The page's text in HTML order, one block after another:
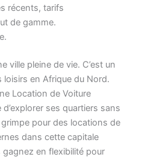
récents, tarifs
de gamme.
ville pleine de vie. C’est un
en Afrique du Nord.
Location de Voiture
ses quartiers sans
pour des locations de
dans cette capitale
en flexibilité pour